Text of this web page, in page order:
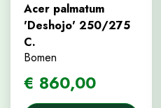
Acer palmatum
'Deshojo' 250/275
C.
Bomen
€ 860,00